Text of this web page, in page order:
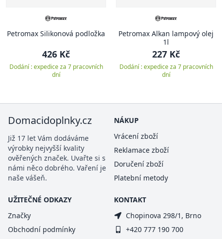
Petromax Silikonová podložka
426 Kč
Dodání : expedice za 7 pracovních
dní
Petromax Alkan lampový olej
1l
227 Kč
Dodání : expedice za 7 pracovních
dní
Domacidoplnky.cz
Již 17 let Vám dodáváme
výrobky nejvyšší kvality
ověřených značek. Uvařte si s
námi něco dobrého. Vaření je
naše vášeň.
NÁKUP
Vrácení zboží
Reklamace zboží
Doručení zboží
Platební metody
UŽITEČNÉ ODKAZY
Značky
Obchodní podmínky
KONTAKT
Chopinova 298/1, Brno
+420 777 190 700